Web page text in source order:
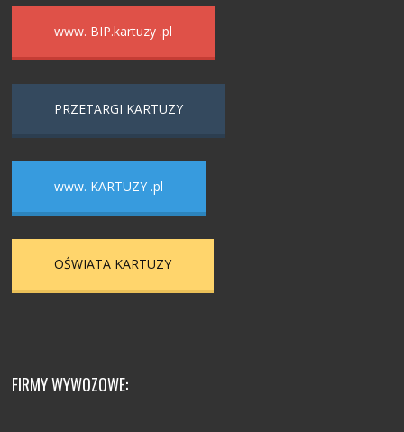
www. BIP.kartuzy .pl
PRZETARGI KARTUZY
www. KARTUZY .pl
OŚWIATA KARTUZY
FIRMY WYWOZOWE: